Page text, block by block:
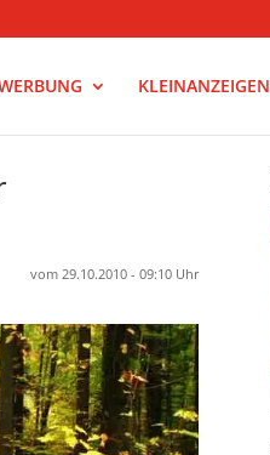
KLEINANZEIGEN
vom 29.10.2010 - 09:10 Uhr